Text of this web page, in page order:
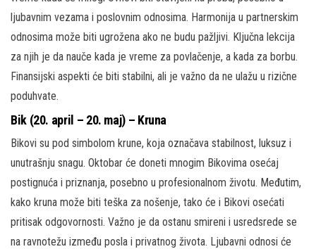
ljubavnim vezama i poslovnim odnosima. Harmonija u partnerskim
odnosima može biti ugrožena ako ne budu pažljivi. Ključna lekcija
za njih je da nauče kada je vreme za povlačenje, a kada za borbu.
Finansijski aspekti će biti stabilni, ali je važno da ne ulažu u rizične
poduhvate.
Bik (20. april – 20. maj) – Kruna
Bikovi su pod simbolom krune, koja označava stabilnost, luksuz i
unutrašnju snagu. Oktobar će doneti mnogim Bikovima osećaj
postignuća i priznanja, posebno u profesionalnom životu. Međutim,
kako kruna može biti teška za nošenje, tako će i Bikovi osećati
pritisak odgovornosti. Važno je da ostanu smireni i usredsrede se
na ravnotežu između posla i privatnog života. Ljubavni odnosi će